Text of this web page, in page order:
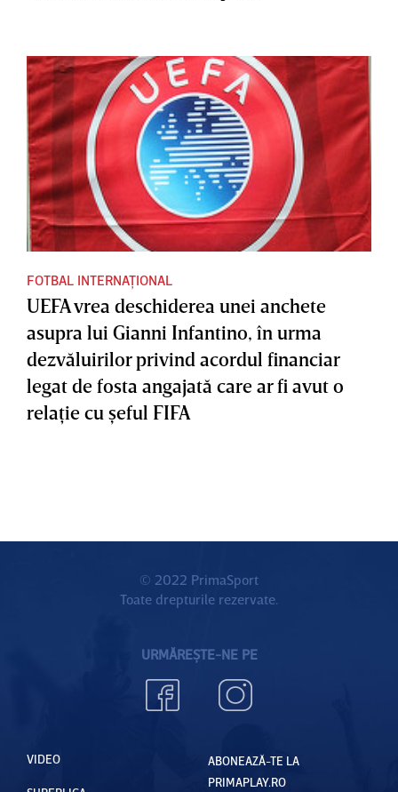
FOTBAL INTERNAȚIONAL
UEFA vrea deschiderea unei anchete
asupra lui Gianni Infantino, în urma
dezvăluirilor privind acordul financiar
legat de fosta angajată care ar fi avut o
relaţie cu şeful FIFA
© 2022 PrimaSport
Toate drepturile rezervate.
URMĂREȘTE-NE PE
VIDEO
ABONEAZĂ-TE LA
PRIMAPLAY.RO